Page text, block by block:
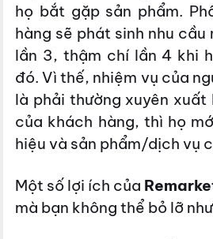
họ bắt gặp sản phẩm.
hàng sẽ phát sinh nhu cầu
lần 3, thậm chí lần 4 khi
đó.Vì thế, nhiệm vụ của
là phải thường xuyên
của khách hàng, thì họ
hiệu và sản phẩm/dịch vụ
Một số lợi ích của
mà bạn không thể bỏ lỡ